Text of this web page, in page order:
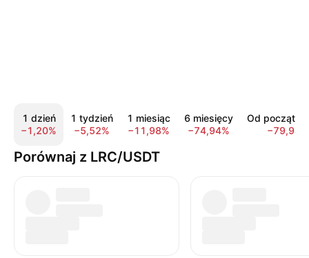
1 dzień
−1,20%
1 tydzień
−5,52%
1 miesiąc
−11,98%
6 miesięcy
−74,94%
Od początku
−79,94%
Porównaj z LRC/USDT